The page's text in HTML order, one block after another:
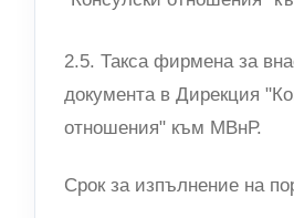
2.5. Такса фирмена за
документа в Дирекция
отношения" към МВнР.
Срок за изпълнение на